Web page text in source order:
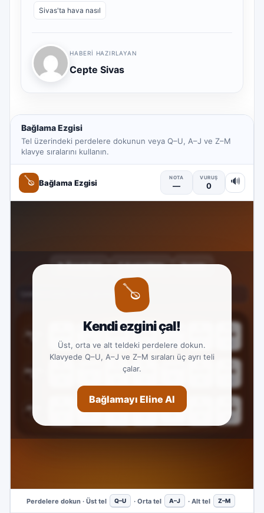
Sivas'ta hava nasıl
HABERI HAZIRLAYAN
Cepte Sivas
Bağlama Ezgisi
Tel üzerindeki perdelere dokunun veya Q–U, A–J ve Z–M
klavye sıralarını kullanın.